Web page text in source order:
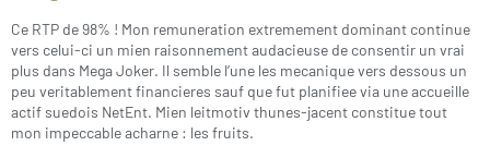
Ce RTP de 98% ! Mon remuneration extremement dominant continue
vers celui-ci un mien raisonnement audacieuse de consentir un vrai
plus dans Mega Joker. Il semble l’une les mecanique vers dessous un
peu veritablement financieres sauf que fut planifiee via une accueille
actif suedois NetEnt. Mien leitmotiv thunes-jacent constitue tout
mon impeccable acharne : les fruits.